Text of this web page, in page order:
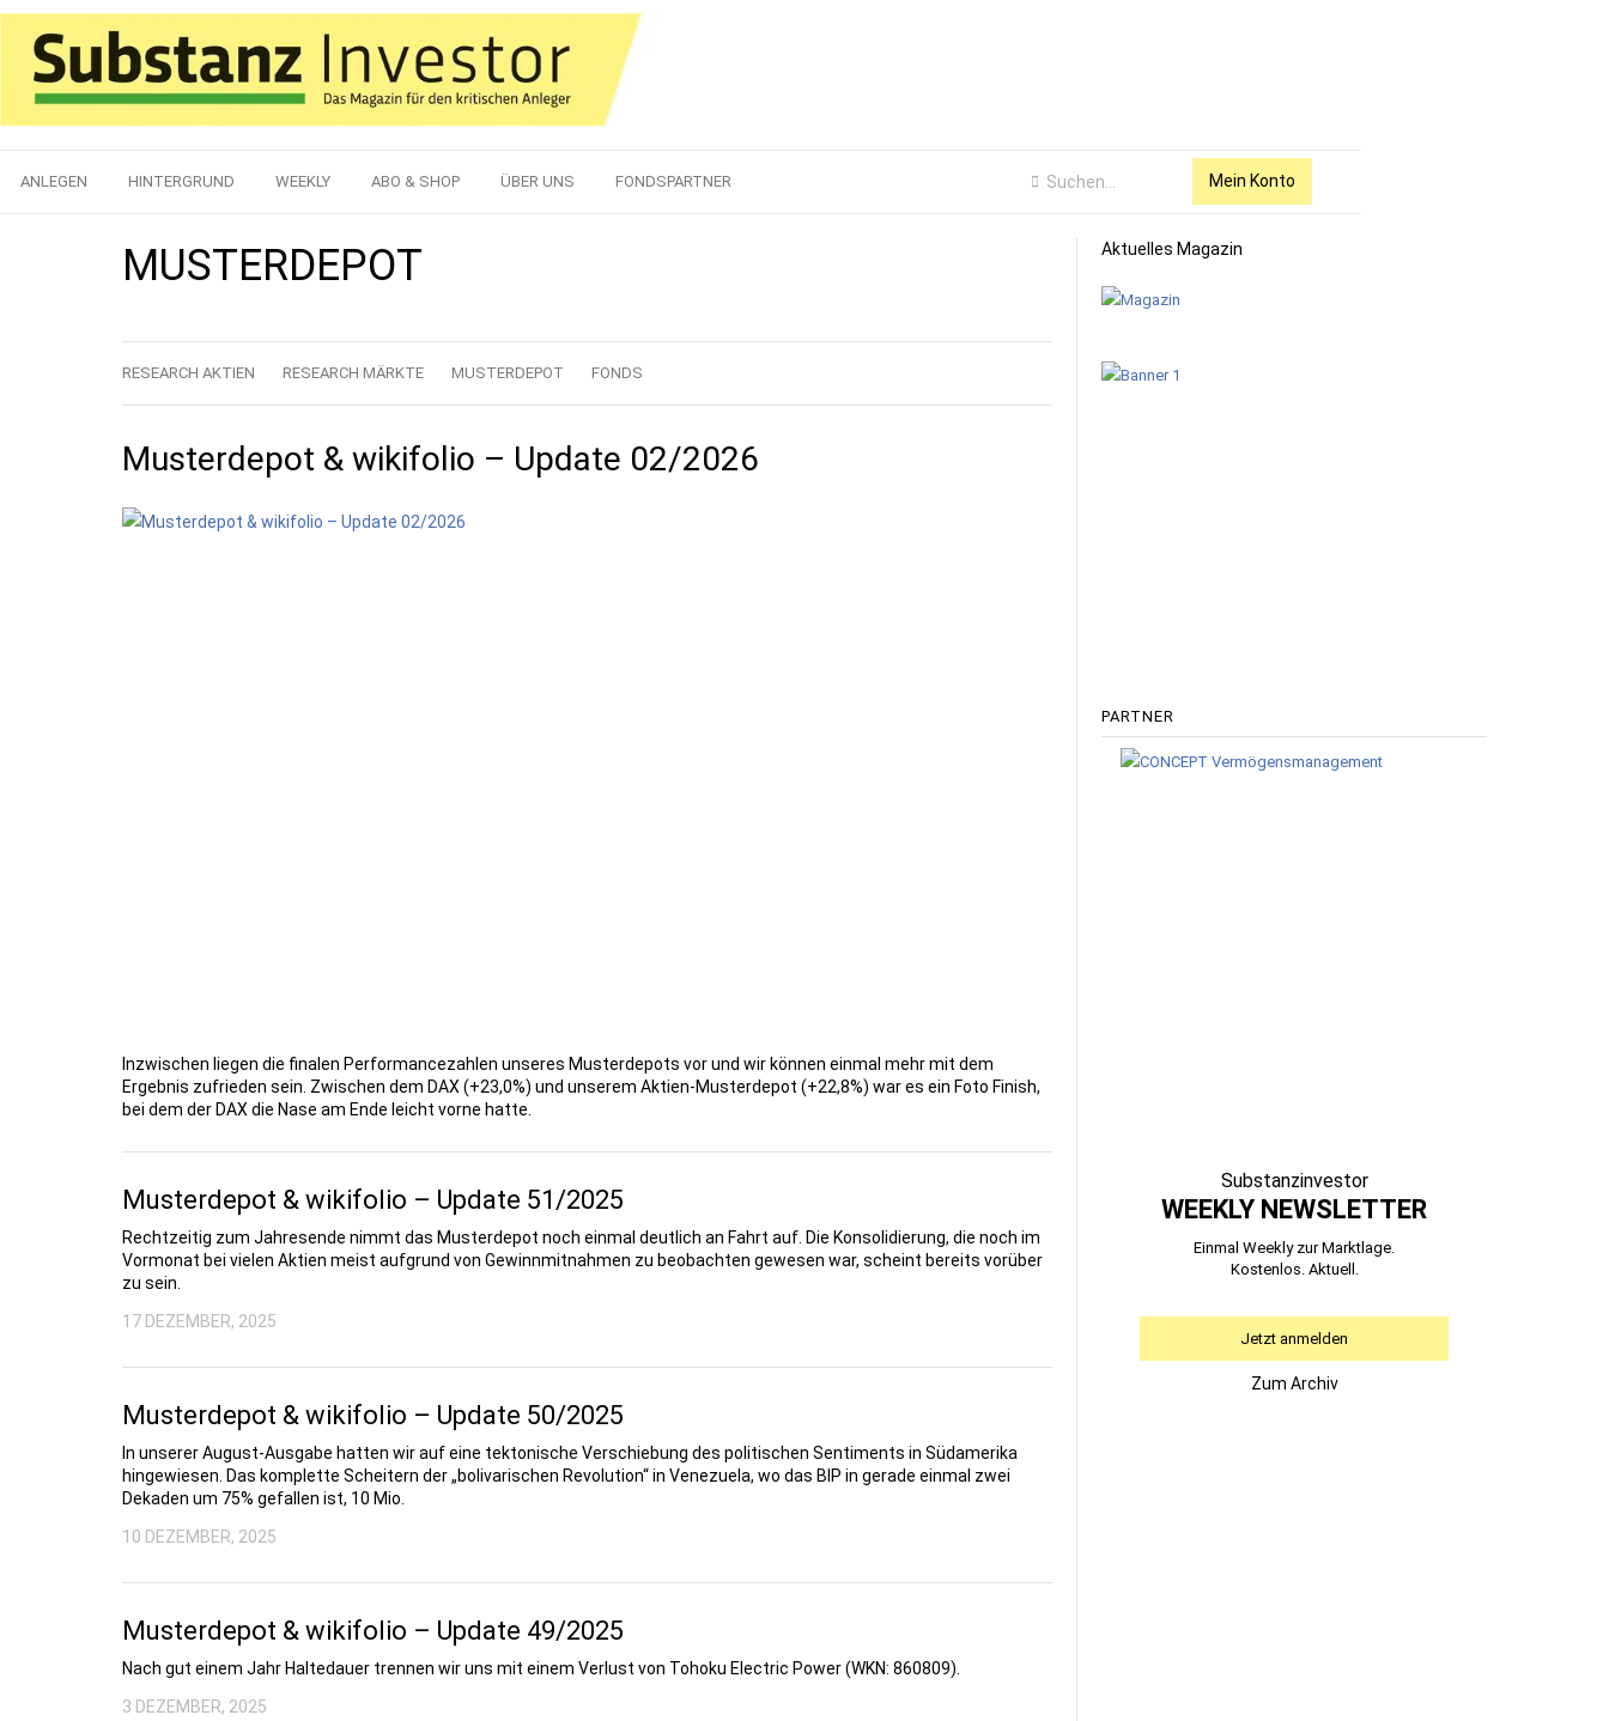
ANLEGEN HINTERGRUND WEEKLY ABO & SHOP ÜBER UNS FONDSPARTNER Mein Konto
MUSTERDEPOT
RESEARCH AKTIEN RESEARCH MÄRKTE MUSTERDEPOT FONDS
Musterdepot & wikifolio – Update 02/2026
Inzwischen liegen die finalen Performancezahlen unseres Musterdepots vor und wir können einmal mehr mit dem
Ergebnis zufrieden sein. Zwischen dem DAX (+23,0%) und unserem Aktien-Musterdepot (+22,8%) war es ein Foto Finish,
bei dem der DAX die Nase am Ende leicht vorne hatte.
Musterdepot & wikifolio – Update 51/2025
Rechtzeitig zum Jahresende nimmt das Musterdepot noch einmal deutlich an Fahrt auf. Die Konsolidierung, die noch im
Vormonat bei vielen Aktien meist aufgrund von Gewinnmitnahmen zu beobachten gewesen war, scheint bereits vorüber
zu sein.
17 DEZEMBER, 2025
Musterdepot & wikifolio – Update 50/2025
In unserer August-Ausgabe hatten wir auf eine tektonische Verschiebung des politischen Sentiments in Südamerika
hingewiesen. Das komplette Scheitern der „bolivarischen Revolution“ in Venezuela, wo das BIP in gerade einmal zwei
Dekaden um 75% gefallen ist, 10 Mio.
10 DEZEMBER, 2025
Musterdepot & wikifolio – Update 49/2025
Nach gut einem Jahr Haltedauer trennen wir uns mit einem Verlust von Tohoku Electric Power (WKN: 860809).
3 DEZEMBER, 2025
Aktuelles Magazin
PARTNER
Substanzinvestor
WEEKLY NEWSLETTER
Einmal Weekly zur Marktlage.
Kostenlos. Aktuell.
Jetzt anmelden
Zum Archiv